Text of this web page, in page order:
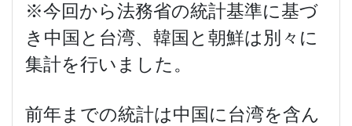
※今回から法務省の統計基準に基づ
き中国と台湾、韓国と朝鮮は別々に
集計を行いました。
前年までの統計は中国に台湾を含ん